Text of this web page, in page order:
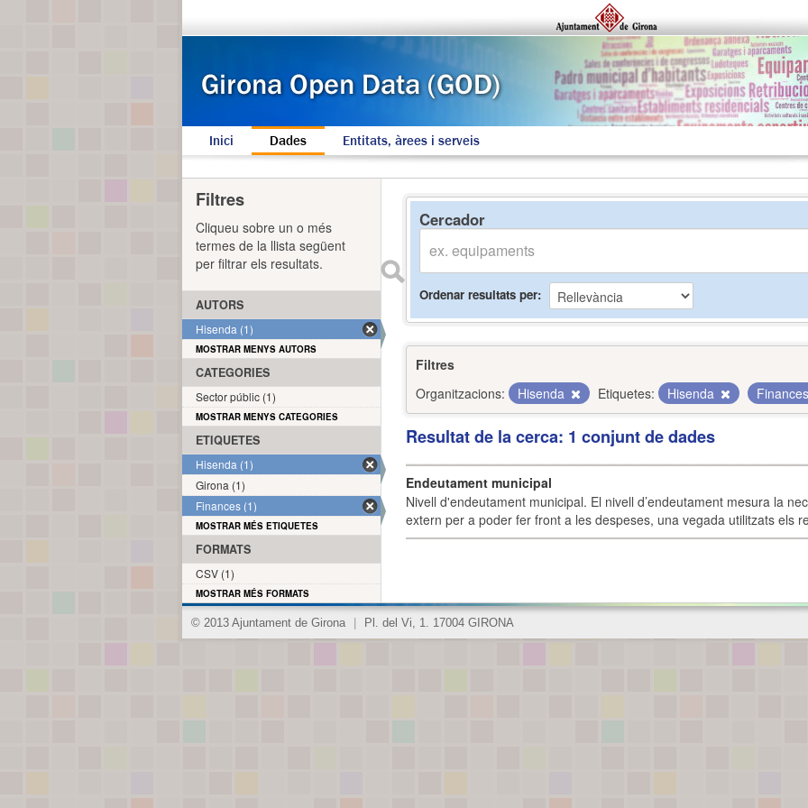
Inici Dades Entitats, àrees i serveis
Cercador
Ordenar resultats per
Filtres
Organitzacions:
Hisenda Etiquetes: Hisenda
Resultat de la cerca: 1 conjunt de dades
Endeutament municipal
Nivell d'endeutament municipal. El nivell d’endeutament mesura la
extern per a poder fer front a les despeses, una vegada utilitzats els
Filtres
Cliqueu sobre un o més
termes de la llista següent
per filtrar els resultats.
AUTORS
Hisenda (1)
MOSTRAR MENYS AUTORS
CATEGORIES
Sector públic (1)
MOSTRAR MENYS CATEGORIES
ETIQUETES
Hisenda (1)
Girona (1)
Finances (1)
MOSTRAR MÉS ETIQUETES
FORMATS
CSV (1)
MOSTRAR MÉS FORMATS
© 2013 Ajuntament de Girona Pl. del Vi, 1. 17004 GIRONA